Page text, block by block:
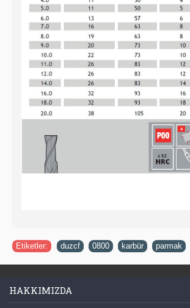
Etiketler: duzcf 0800 karbür parmak
HAKKIMIZDA